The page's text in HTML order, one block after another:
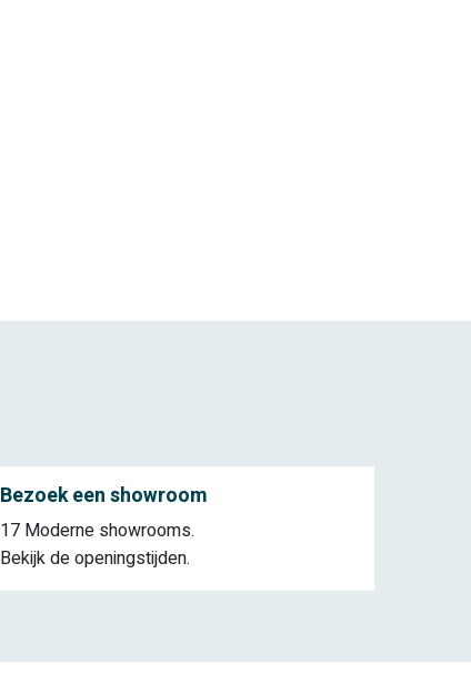
Bezoek een showroom
17 Moderne showrooms.
Bekijk de openingstijden.